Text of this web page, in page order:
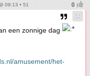
09:13 • 51
een zonnige dag
amusement/het-